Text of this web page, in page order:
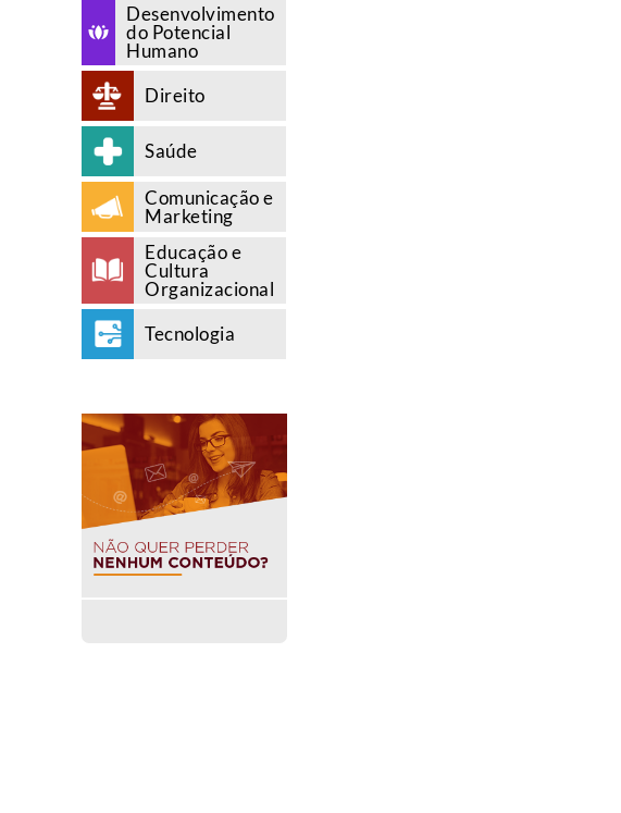
Desenvolvimento
do Potencial
Humano
Direito
Saúde
Comunicação e
Marketing
Educação e
Cultura
Organizacional
Tecnologia